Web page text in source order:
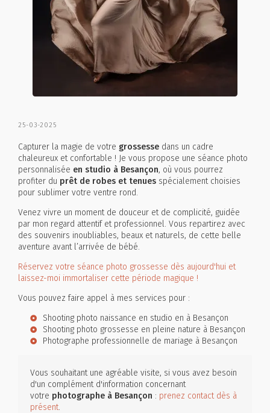
25-03-2025
Capturer la magie de votre grossesse dans un cadre
chaleureux et confortable ! Je vous propose une séance photo
personnalisée en studio à Besançon, où vous pourrez
profiter du prêt de robes et tenues spécialement choisies
pour sublimer votre ventre rond.
Venez vivre un moment de douceur et de complicité, guidée
par mon regard attentif et professionnel. Vous repartirez avec
des souvenirs inoubliables, beaux et naturels, de cette belle
aventure avant l’arrivée de bébé.
Réservez votre séance photo grossesse dès aujourd'hui et
laissez-moi immortaliser cette période magique !
Vous pouvez faire appel à mes services pour :
Shooting photo naissance en studio en à Besançon
Shooting photo grossesse en pleine nature à Besançon
Photographe professionnelle de mariage à Besançon
Vous souhaitant une agréable visite, si vous avez besoin
d'un complément d'information concernant
votre photographe à Besançon : prenez contact dès à
présent.